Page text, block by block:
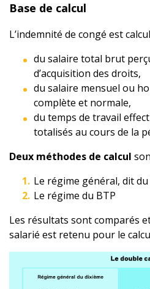
Base de calcul
L’indemnité de congé est
du salaire total brut
d’acquisition des droits,
du salaire mensuel ou
complète et normale,
du temps de travail
totalisés au cours de la
Deux méthodes de calcul
Le régime général, dit
Le régime du BTP
Les résultats sont comparés
salarié est retenu pour le